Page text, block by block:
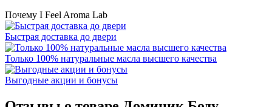
Почему I Feel Aroma Lab
Быстрая доставка до двери
Только 100% натуральные масла высшего качества
Выгодные акции и бонусы